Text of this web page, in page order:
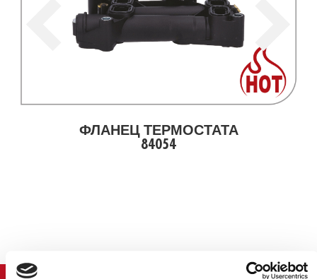
ФЛАНЕЦ ТЕРМОСТАТА
84054